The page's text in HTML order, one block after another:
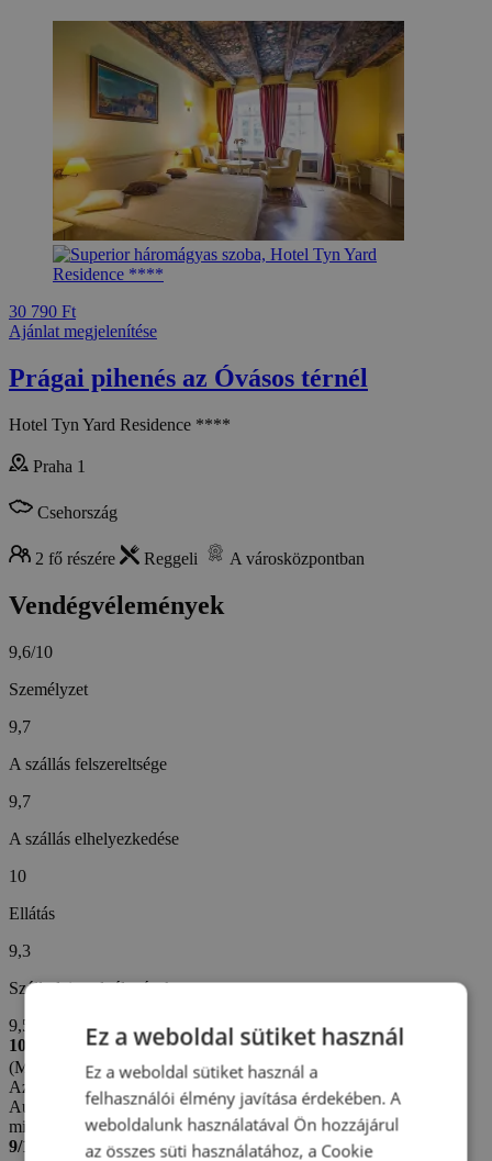
30 790 Ft
Ajánlat megjelenítése
Prágai pihenés az Óvásos térnél
Hotel Tyn Yard Residence ****
Praha 1
Csehország
2 fő részére Reggeli A városközpontban
Vendégvélemények
9,6/10
Személyzet
9,7
A szállás felszereltsége
9,7
A szállás elhelyezkedése
10
Ellátás
9,3
Szállodai szolgáltatások
9,5
10/10
(Magdaléna S. -
Szlovákia)
Az értékelés létrehozva: 2. 6. 2026
Automatikus fordítás (Eredeti megjelenítése)
minden rendben
9/10
Ez a weboldal sütiket használ
Ez a weboldal sütiket használ a
felhasználói élmény javítása érdekében. A
weboldalunk használatával Ön hozzájárul
az összes süti használatához, a Cookie